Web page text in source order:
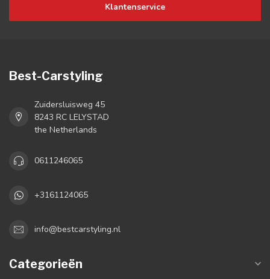
Klantenservice
Best-Carstyling
Zuidersluisweg 45
8243 RC LELYSTAD
the Netherlands
0611246065
+3161124065
info@bestcarstyling.nl
Categorieën